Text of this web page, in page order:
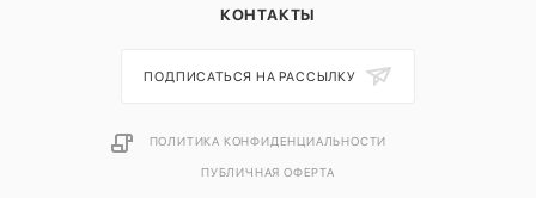
КОНТАКТЫ
ПОДПИСАТЬСЯ НА РАССЫЛКУ
ПОЛИТИКА КОНФИДЕНЦИАЛЬНОСТИ
ПУБЛИЧНАЯ ОФЕРТА